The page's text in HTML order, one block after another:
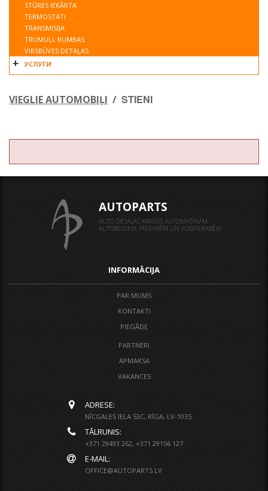
STŪRES IEKĀRTA
TERMOSTATI
TRANSMISIJA
TRUMUĻI, RUMBAS
VIRSBŪVES DETAĻAS
УСЛУГИ
VIEGLIE AUTOMOBIĻI / STIENI
AUTOPARTS
AUTO DETAĻAS KRAVAS AUTOMAŠĪNĀM,
AUTOBUSIEM, PIEKABĒM UN PUSPIEKABĒM
INFORMĀCIJA
PAR MUMS
KONTAKTI
PIEGĀDE
PARTNERI
APMAKSA
VAKANCES
ADRESE:
NĪCGALES IELA 53C, RĪGA, LV-1035
TĀLRUNIS:
+371 29493 262, +371 29156 127
E-MAIL:
OFFICE@AUTOPARTS.LV